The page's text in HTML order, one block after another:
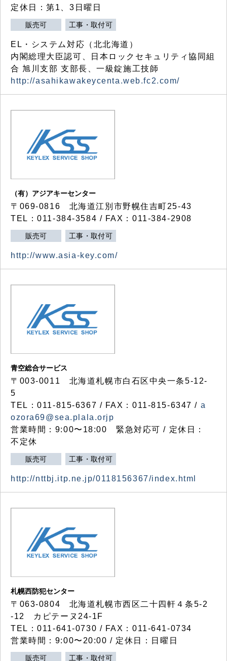
定休日：第1、3日曜日
販売可 工事・取付可
EL・システム対応（北北海道）
内閣総理大臣認可、日本ロックセキュリティ協同組
合 旭川支部 支部長、一級錠施工技師
http://asahikawakeycenta.web.fc2.com/
（有）アジアキーセンター
〒069-0816 北海道江別市野幌住吉町25-43
TEL：011-384-3584 / FAX：011-384-2908
販売可 工事・取付可
http://www.asia-key.com/
青空総合サービス
〒003-0011 北海道札幌市白石区中央一条5-12-
5
TEL：011-815-6367 / FAX：011-815-6347 / a
ozora69@sea.plala.orjp
営業時間：9:00〜18:00 緊急対応可 / 定休日：
不定休
販売可 工事・取付可
http://nttbj.itp.ne.jp/0118156367/index.html
札幌西防犯センター
〒063-0804 北海道札幌市西区二十四軒４条5-2
-12 カピテーヌ24-1F
TEL：011-641-0730 / FAX：011-641-0734
営業時間：9:00〜20:00 / 定休日：日曜日
販売可 工事・取付可